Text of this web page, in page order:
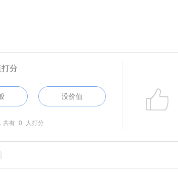
分
没价值
共有 0 人打分